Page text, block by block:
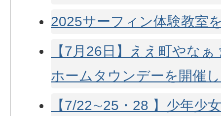
2025サーフィン体験教室
【7月26日】ええ町やな
ホームタウンデーを開催
【7/22∼25・28 】少年少